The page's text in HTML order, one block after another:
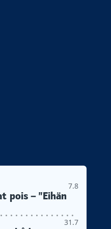
7.8
pois – ”Eihän
31.7